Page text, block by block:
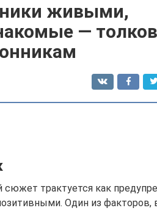
живыми,
—
трактуется как
Один из факторов,